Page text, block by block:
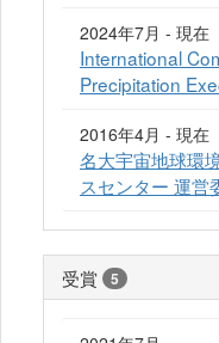
2024年7月 - 現在
International
Precipitation
2016年4月 - 現在
名大宇宙地球環
スセンター 運営
受賞 5